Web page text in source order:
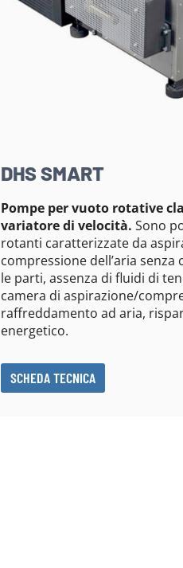
DHS SMART
Pompe per vuoto rotative
variatore di velocità. Sono
rotanti caratterizzate da
compressione dell’aria
le parti, assenza di fluidi di
camera di aspirazione/
raffreddamento ad aria,
energetico.
SCHEDA TECNICA